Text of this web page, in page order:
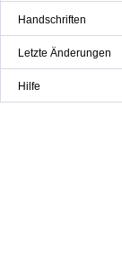
Handschriften
Letzte Änderungen
Hilfe